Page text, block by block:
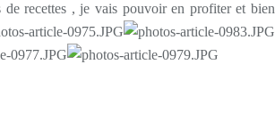
recettes , je vais pouvoir en profiter et bien